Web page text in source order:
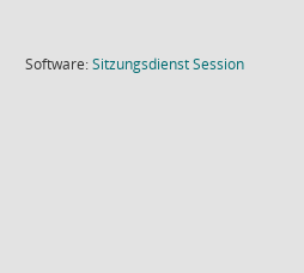
Software:SitzungsdienstSession(Wird in